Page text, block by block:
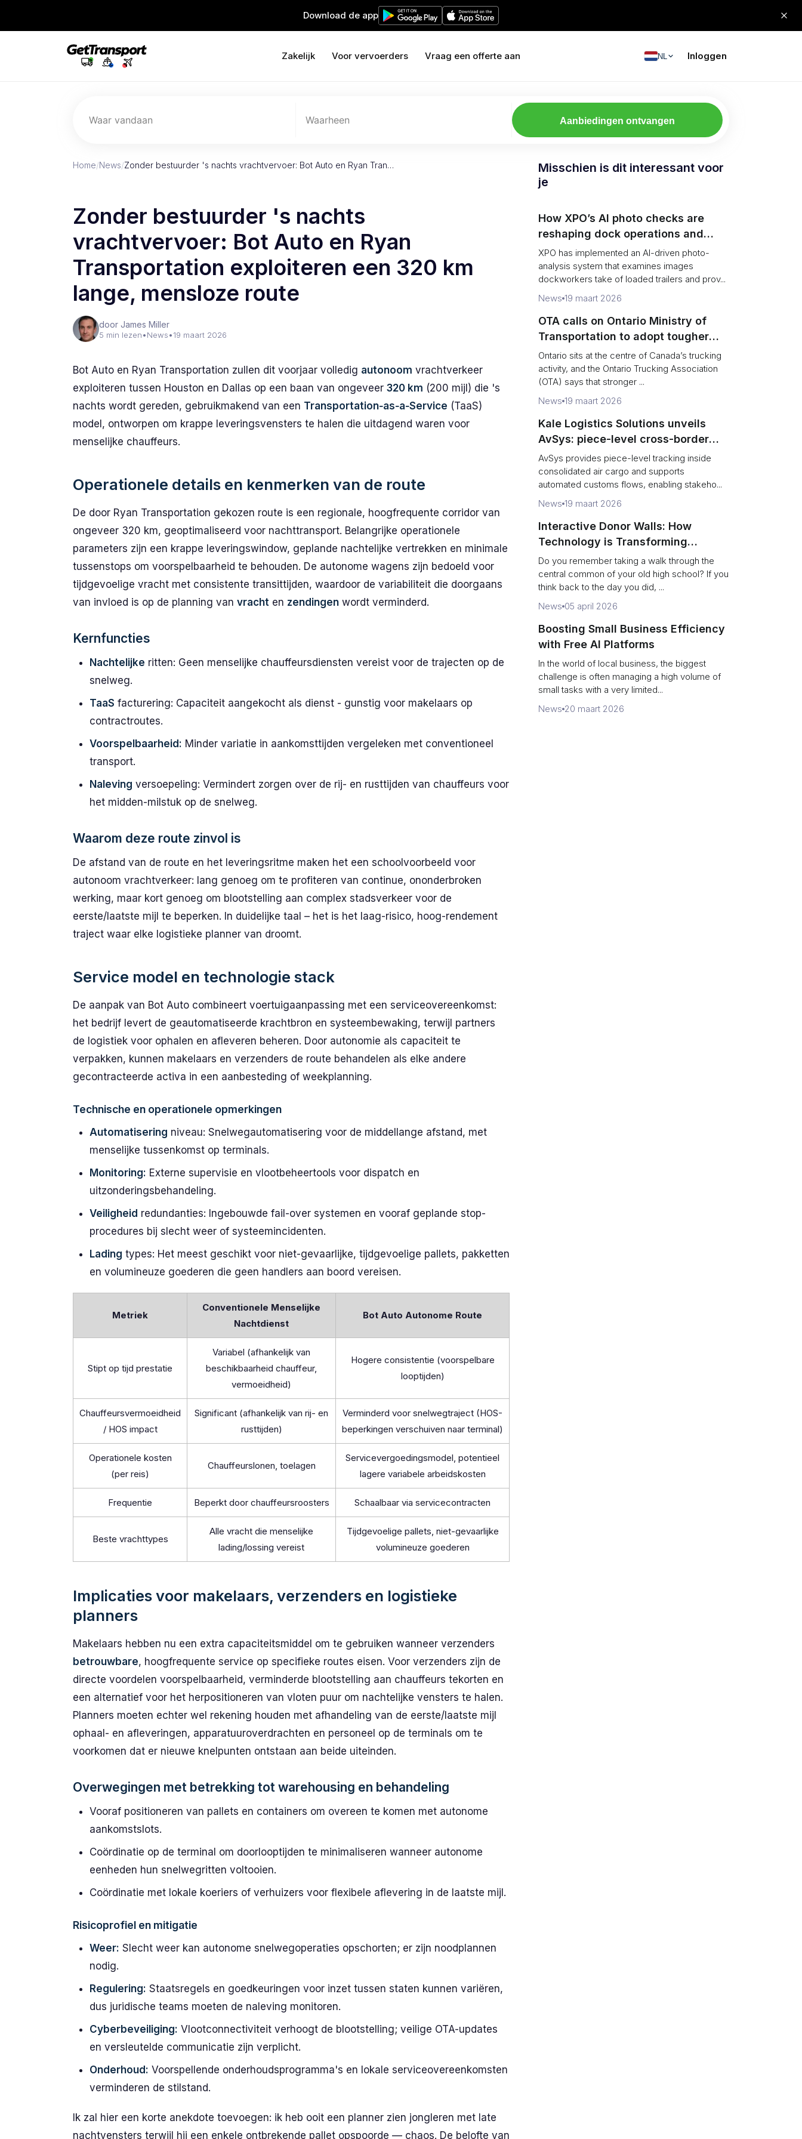
Download de app
Zakelijk Voor vervoerders Vraag een offerte aan NL Inloggen
Waar vandaan Waarheen Aanbiedingen ontvangen
Home/News/Zonder bestuurder 's nachts vrachtvervoer: Bot Auto en Ryan Tran…
Zonder bestuurder 's nachts
vrachtvervoer: Bot Auto en Ryan
Transportation exploiteren een 320 km
lange, mensloze route
door James Miller
5 min lezen•News•19 maart 2026
Bot Auto en Ryan Transportation zullen dit voorjaar volledig autonoom vrachtverkeer
exploiteren tussen Houston en Dallas op een baan van ongeveer 320 km (200 mijl) die 's
nachts wordt gereden, gebruikmakend van een Transportation‑as‑a‑Service (TaaS)
model, ontworpen om krappe leveringsvensters te halen die uitdagend waren voor
menselijke chauffeurs.
Operationele details en kenmerken van de route
De door Ryan Transportation gekozen route is een regionale, hoogfrequente corridor van
ongeveer 320 km, geoptimaliseerd voor nachttransport. Belangrijke operationele
parameters zijn een krappe leveringswindow, geplande nachtelijke vertrekken en minimale
tussenstops om voorspelbaarheid te behouden. De autonome wagens zijn bedoeld voor
tijdgevoelige vracht met consistente transittijden, waardoor de variabiliteit die doorgaans
van invloed is op de planning van vracht en zendingen wordt verminderd.
Kernfuncties
Nachtelijke ritten: Geen menselijke chauffeursdiensten vereist voor de trajecten op de
snelweg.
TaaS facturering: Capaciteit aangekocht als dienst - gunstig voor makelaars op
contractroutes.
Voorspelbaarheid: Minder variatie in aankomsttijden vergeleken met conventioneel
transport.
Naleving versoepeling: Vermindert zorgen over de rij- en rusttijden van chauffeurs voor
het midden-milstuk op de snelweg.
Waarom deze route zinvol is
De afstand van de route en het leveringsritme maken het een schoolvoorbeeld voor
autonoom vrachtverkeer: lang genoeg om te profiteren van continue, ononderbroken
werking, maar kort genoeg om blootstelling aan complex stadsverkeer voor de
eerste/laatste mijl te beperken. In duidelijke taal – het is het laag-risico, hoog-rendement
traject waar elke logistieke planner van droomt.
Service model en technologie stack
De aanpak van Bot Auto combineert voertuigaanpassing met een serviceovereenkomst:
het bedrijf levert de geautomatiseerde krachtbron en systeembewaking, terwijl partners
de logistiek voor ophalen en afleveren beheren. Door autonomie als capaciteit te
verpakken, kunnen makelaars en verzenders de route behandelen als elke andere
gecontracteerde activa in een aanbesteding of weekplanning.
Technische en operationele opmerkingen
Automatisering niveau: Snelwegautomatisering voor de middellange afstand, met
menselijke tussenkomst op terminals.
Monitoring: Externe supervisie en vlootbeheertools voor dispatch en
uitzonderingsbehandeling.
Veiligheid redundanties: Ingebouwde fail-over systemen en vooraf geplande stop-
procedures bij slecht weer of systeemincidenten.
Lading types: Het meest geschikt voor niet-gevaarlijke, tijdgevoelige pallets, pakketten
en volumineuze goederen die geen handlers aan boord vereisen.
Metriek
Conventionele Menselijke
Nachtdienst
Bot Auto Autonome Route
Stipt op tijd prestatie
Variabel (afhankelijk van
beschikbaarheid chauffeur,
vermoeidheid)
Hogere consistentie (voorspelbare
looptijden)
Chauffeursvermoeidheid
/ HOS impact
Significant (afhankelijk van rij- en
rusttijden)
Verminderd voor snelwegtraject (HOS-
beperkingen verschuiven naar terminal)
Operationele kosten
(per reis)
Chauffeurslonen, toelagen
Servicevergoedingsmodel, potentieel
lagere variabele arbeidskosten
Frequentie Beperkt door chauffeursroosters Schaalbaar via servicecontracten
Beste vrachttypes
Alle vracht die menselijke
lading/lossing vereist
Tijdgevoelige pallets, niet-gevaarlijke
volumineuze goederen
Implicaties voor makelaars, verzenders en logistieke
planners
Makelaars hebben nu een extra capaciteitsmiddel om te gebruiken wanneer verzenders
betrouwbare, hoogfrequente service op specifieke routes eisen. Voor verzenders zijn de
directe voordelen voorspelbaarheid, verminderde blootstelling aan chauffeurs tekorten en
een alternatief voor het herpositioneren van vloten puur om nachtelijke vensters te halen.
Planners moeten echter wel rekening houden met afhandeling van de eerste/laatste mijl
ophaal- en afleveringen, apparatuuroverdrachten en personeel op de terminals om te
voorkomen dat er nieuwe knelpunten ontstaan aan beide uiteinden.
Overwegingen met betrekking tot warehousing en behandeling
Vooraf positioneren van pallets en containers om overeen te komen met autonome
aankomstslots.
Coördinatie op de terminal om doorlooptijden te minimaliseren wanneer autonome
eenheden hun snelwegritten voltooien.
Coördinatie met lokale koeriers of verhuizers voor flexibele aflevering in de laatste mijl.
Risicoprofiel en mitigatie
Weer: Slecht weer kan autonome snelwegoperaties opschorten; er zijn noodplannen
nodig.
Regulering: Staatsregels en goedkeuringen voor inzet tussen staten kunnen variëren,
dus juridische teams moeten de naleving monitoren.
Cyberbeveiliging: Vlootconnectiviteit verhoogt de blootstelling; veilige OTA-updates
en versleutelde communicatie zijn verplicht.
Onderhoud: Voorspellende onderhoudsprogramma's en lokale serviceovereenkomsten
verminderen de stilstand.
Ik zal hier een korte anekdote toevoegen: ik heb ooit een planner zien jongleren met late
nachtvensters terwijl hij een enkele ontbrekende pallet opspoorde — chaos. De belofte van
Misschien is dit interessant voor
je
How XPO’s AI photo checks are
reshaping dock operations and
service response
XPO has implemented an AI-driven photo-
analysis system that examines images
dockworkers take of loaded trailers and prov...
News 19 maart 2026
OTA calls on Ontario Ministry of
Transportation to adopt tougher
enforcement and compliance
measures
Ontario sits at the centre of Canada’s trucking
activity, and the Ontario Trucking Association
(OTA) says that stronger ...
News 19 maart 2026
Kale Logistics Solutions unveils
AvSys: piece-level cross-border
e‑commerce tracking and
middle‑mile control
AvSys provides piece-level tracking inside
consolidated air cargo and supports
automated customs flows, enabling stakeho...
News 19 maart 2026
Interactive Donor Walls: How
Technology is Transforming
Campus Philanthropy
Do you remember taking a walk through the
central common of your old high school? If you
think back to the day you did, ...
News 05 april 2026
Boosting Small Business Efficiency
with Free AI Platforms
In the world of local business, the biggest
challenge is often managing a high volume of
small tasks with a very limited...
News 20 maart 2026